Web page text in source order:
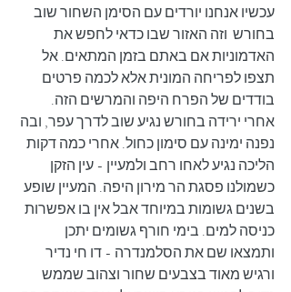
עכשיו אנחנו יורדים עם הסימן השחור שוב
בחורש  וזה האזור שבו כדאי לחפש את
האדמוניות אם באתם בזמן המתאים. אל
תצפו לפריחה המונית אלא לכמה פרטים
בודדים של הפרח היפה והמרשים הזה.
אחרי ירידה בחורש נגיע שוב לדרך עפר, ובה
נפנה ימינה עם סימון כחול. אחרי כמה דקות
הליכה נגיע לאחו רחב ולמעיין - עין הזקן
כשמולנו פסגת הר מירון היפה. המעיין שופע
בשנים גשומות במיוחד אבל אין בו אפשרות
כניסה למים. בימי חורף גשומים יתכן
ותמצאו שם את הסלמנדרה - דו חי נדיר
ורגיש מאוד בצבעים שחור וצהוב שממש